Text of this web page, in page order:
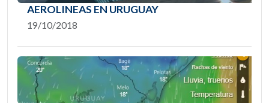
AEROLINEAS EN URUGUAY
19/10/2018